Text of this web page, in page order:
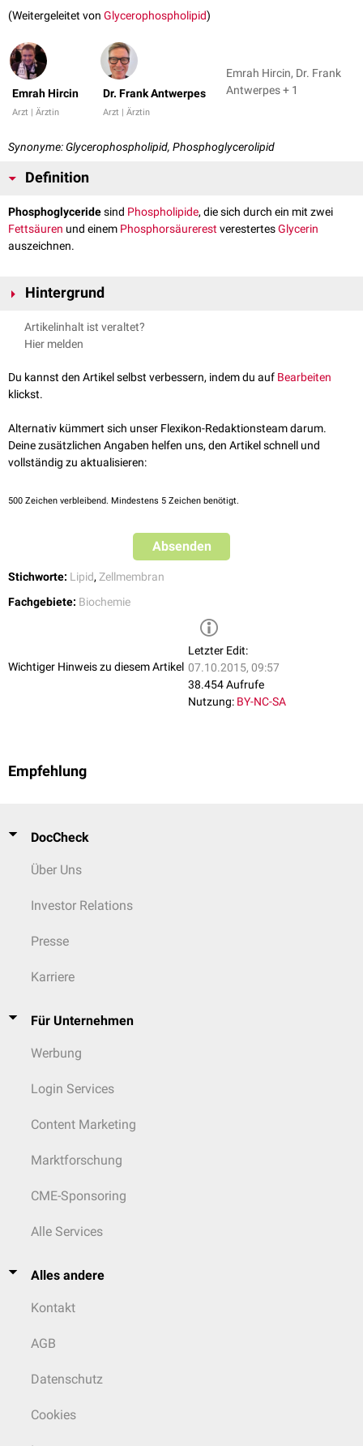
(Weitergeleitet von Glycerophospholipid)
Emrah Hircin
Arzt | Ärztin
Dr. Frank Antwerpes
Arzt | Ärztin
Emrah Hircin, Dr. Frank
Antwerpes + 1
Synonyme: Glycerophospholipid, Phosphoglycerolipid
Definition
Phosphoglyceridesind Phospholipide, die sich durch ein mit zwei
Fettsäuren und einem PhosphorsäurerestverestertesGlycerin
auszeichnen.
Hintergrund
Phosphoglyceride sind Bestandteile der
alle Phospholipide einen
Phosphatidat
Der Phosphorsäurerest kann weiterhin mit verschiedenen
Phosphatidylserin
Phosphatidylethanolamin
Phosphatidylcholin(Lecithin)
Phosphatidylinositol
Artikelinhalt ist veraltet?
Hier melden
Du kannst den Artikel selbst verbessern, indem du auf Bearbeiten
klickst.
Alternativ kümmert sich unser Flexikon-Redaktionsteam darum.
Deine zusätzlichen Angaben helfen uns, den Artikel schnell und
vollständig zu aktualisieren:
500 Zeichen verbleibend. Mindestens 5 Zeichen benötigt.
Absenden
Stichworte: Lipid, Zellmembran
Fachgebiete: Biochemie
Wichtiger Hinweis zu diesem Artikel
Letzter Edit:
07.10.2015, 09:57
38.454 Aufrufe
Nutzung: BY-NC-SA
Empfehlung
DocCheck
Über Uns
Investor Relations
Presse
Karriere
Für Unternehmen
Werbung
Login Services
Content Marketing
Marktforschung
CME-Sponsoring
Alle Services
Alles andere
Kontakt
AGB
Datenschutz
Cookies